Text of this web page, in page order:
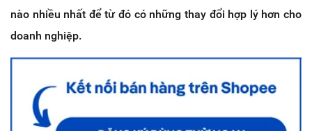
nào nhiều nhất để từ đó có những thay đổi hợp lý hơn cho
doanh nghiệp.